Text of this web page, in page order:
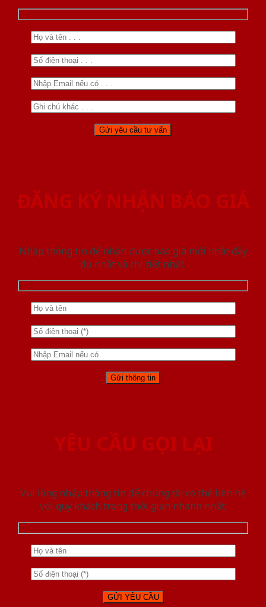
ĐĂNG KÝ NHẬN BÁO GIÁ
Nhập thông tin để nhận được báo giá mới nhât đầy
đủ nhất và chi tiết nhất.
YÊU CẦU GỌI LẠI
Vui lòng nhập thông tin để chúng tôi có thể liên hệ
với quý khách trong thời gian nhanh nhất.